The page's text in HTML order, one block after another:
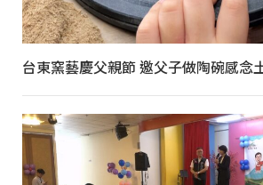
台東窯藝慶父親節 邀父子做陶碗感念